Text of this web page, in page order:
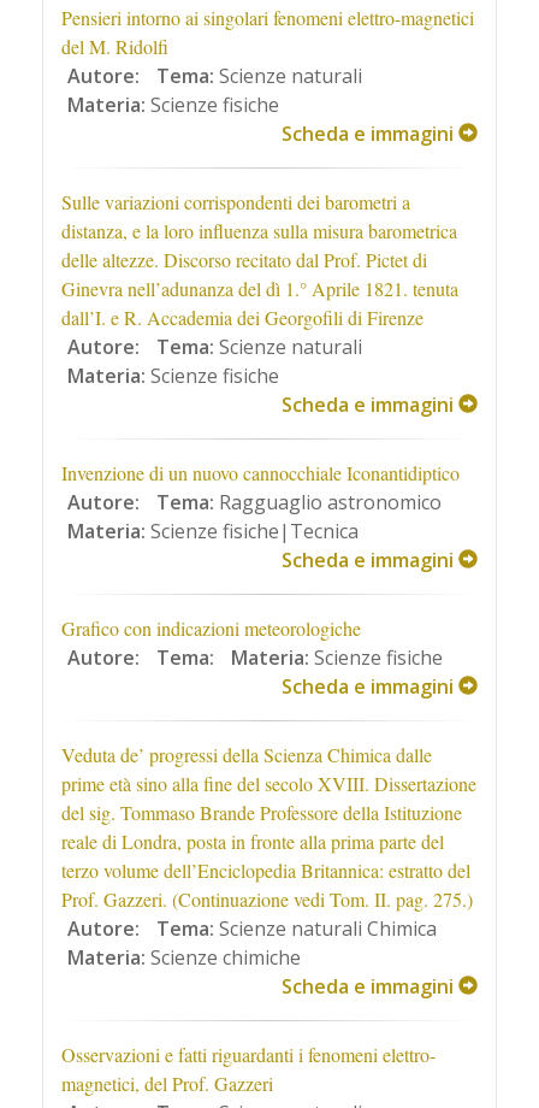
Pensieri intorno ai singolari fenomeni elettro-magnetici
del M. Ridolfi
Autore: Tema: Scienze naturali
Materia: Scienze fisiche
Scheda e immagini
Sulle variazioni corrispondenti dei barometri a
distanza, e la loro influenza sulla misura barometrica
delle altezze. Discorso recitato dal Prof. Pictet di
Ginevra nell’adunanza del dì 1.° Aprile 1821. tenuta
dall’I. e R. Accademia dei Georgofili di Firenze
Autore: Tema: Scienze naturali
Materia: Scienze fisiche
Scheda e immagini
Invenzione di un nuovo cannocchiale Iconantidiptico
Autore: Tema: Ragguaglio astronomico
Materia: Scienze fisiche|Tecnica
Scheda e immagini
Grafico con indicazioni meteorologiche
Autore: Tema: Materia: Scienze fisiche
Scheda e immagini
Veduta de’ progressi della Scienza Chimica dalle
prime età sino alla fine del secolo XVIII. Dissertazione
del sig. Tommaso Brande Professore della Istituzione
reale di Londra, posta in fronte alla prima parte del
terzo volume dell’Enciclopedia Britannica: estratto del
Prof. Gazzeri. (Continuazione vedi Tom. II. pag. 275.)
Autore: Tema: Scienze naturali Chimica
Materia: Scienze chimiche
Scheda e immagini
Osservazioni e fatti riguardanti i fenomeni elettro-
magnetici, del Prof. Gazzeri